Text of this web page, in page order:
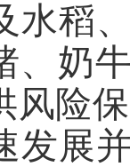
水稻
、奶
风险
发展